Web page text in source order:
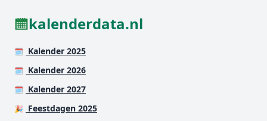
kalenderdata.nl
🗓️ Kalender 2025
🗓️ Kalender 2026
🗓️ Kalender 2027
🎉 Feestdagen 2025